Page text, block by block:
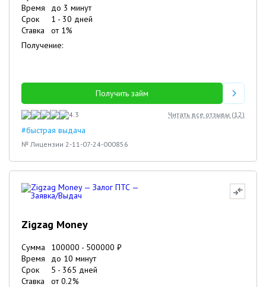
Время
до 3 минут
Срок
1 - 30 дней
Ставка
от 1%
Получение:
Получить займ
4.3 Читать все отзывы (12)
#быстрая выдача
№ Лицензии 2-11-07-24-000856
Zigzag Money
Сумма 100000 - 500000 ₽
Время
до 10 минут
Срок
5 - 365 дней
Ставка
от0.2%